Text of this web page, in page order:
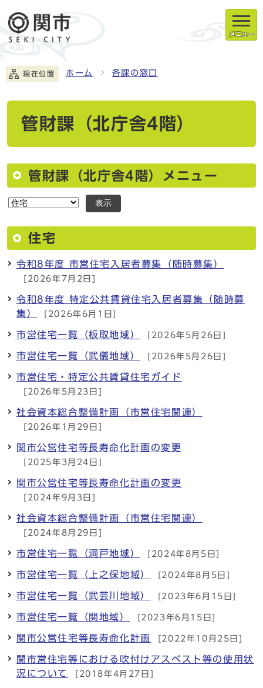
メニュー
現在位置 ホーム 各課の窓口
管財課（北庁舎4階）
管財課（北庁舎4階）メニュー
表示
住宅
令和8年度 市営住宅入居者募集（随時募集）
[2026年7月2日]
令和8年度 特定公共賃貸住宅入居者募集（随時募
集）
[2026年6月1日]
市営住宅一覧（板取地域） [2026年5月26日]
市営住宅一覧（武儀地域） [2026年5月26日]
市営住宅・特定公共賃貸住宅ガイド
[2026年5月23日]
社会資本総合整備計画（市営住宅関連）
[2026年1月29日]
関市公営住宅等長寿命化計画の変更
[2025年3月24日]
関市公営住宅等長寿命化計画の変更
[2024年9月3日]
社会資本総合整備計画（市営住宅関連）
[2024年8月29日]
市営住宅一覧（洞戸地域） [2024年8月5日]
市営住宅一覧（上之保地域） [2024年8月5日]
市営住宅一覧（武芸川地域） [2023年6月15日]
市営住宅一覧（関地域） [2023年6月15日]
関市公営住宅等長寿命化計画 [2022年10月25日]
関市営住宅等における吹付けアスベスト等の使用状
況について
[2018年4月27日]